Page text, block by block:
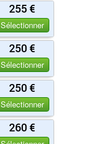
255 €
Sélectionner
250 €
Sélectionner
250 €
Sélectionner
260 €